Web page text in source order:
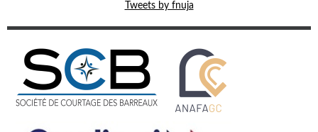
Tweets by fnuja